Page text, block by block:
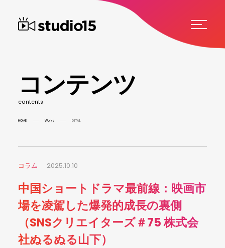
コンテンツ
contents
HOME Works DETAIL
コラム 2025.10.10
中国ショートドラマ最前線：映画市
場を凌駕した爆発的成長の裏側
（SNSクリエイターズ＃75 株式会
社ぬるぬる山下）